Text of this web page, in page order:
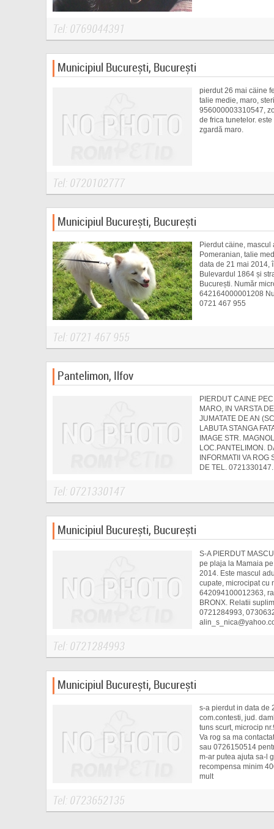
Tel: 0769044391
Municipiul București, București
pierdut 26 mai câine
talie medie, maro,
956000003310547,
de frica tunetelor.
zgardă maro.
Tel: 0720102777
Municipiul București, București
Pierdut câine, mascul
Pomeranian, talie
data de 21 mai 2014,
Bulevardul 1864 și
București. Număr
642164000001208
0721 467 955
Tel: 0721 467 955
Pantelimon, Ilfov
PIERDUT CAINE
MARO, IN VARSTA
JUMATATE DE AN
LABUTA STANGA
IMAGE STR.
LOC.PANTELIMON.
INFORMATII VA ROG
DE TEL. 0721330147.
Tel: 0721330147
Municipiul București, București
S-A PIERDUT
pe plaja la Mamaia
2014. Este mascul
cupate, microcipat cu
642094100012363,
BRONX. Relatii
0721284993,
Tel: 0721284993
Municipiul București, București
s-a pierdut in data de
com.contesti, jud.
tuns scurt, microcip
Va rog sa ma
sau 0726150514
m-ar putea ajuta sa-l
recompensa minim
mult
Tel: 0723652135